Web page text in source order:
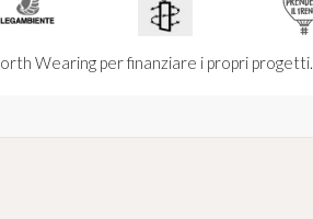
Wearing per finanziare i propri progetti.